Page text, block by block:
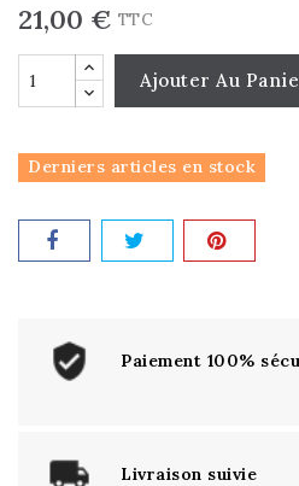
21,00 € TTC
Ajouter Au
Derniers articles en stock
Paiement 100%
Livraison suivie